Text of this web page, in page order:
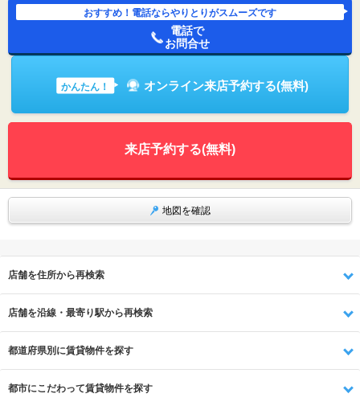
おすすめ！電話ならやりとりがスムーズです
電話で
お問合せ
かんたん！ オンライン来店予約する(無料)
来店予約する(無料)
地図を確認
店舗を住所から再検索
店舗を沿線・最寄り駅から再検索
都道府県別に賃貸物件を探す
都市にこだわって賃貸物件を探す